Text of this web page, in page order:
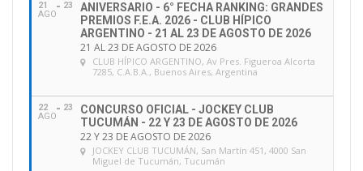
21
AGO
23
ANIVERSARIO - 6° FECHA RANKING: GRANDES
PREMIOS F.E.A. 2026 - CLUB HÍPICO
ARGENTINO - 21 AL 23 DE AGOSTO DE 2026
21 AL 23 DE AGOSTO DE 2026
CLUB HÍPICO ARGENTINO, Av Pres. Figueroa Alcorta
7285, C.A.B.A., Buenos Aires, Argentina
22
AGO
23
CONCURSO OFICIAL - JOCKEY CLUB
TUCUMÁN - 22 Y 23 DE AGOSTO DE 2026
22 Y 23 DE AGOSTO DE 2026
JOCKEY CLUB TUCUMÁN, San Martín 451, 4000 San
Miguel de Tucumán, Tucumán